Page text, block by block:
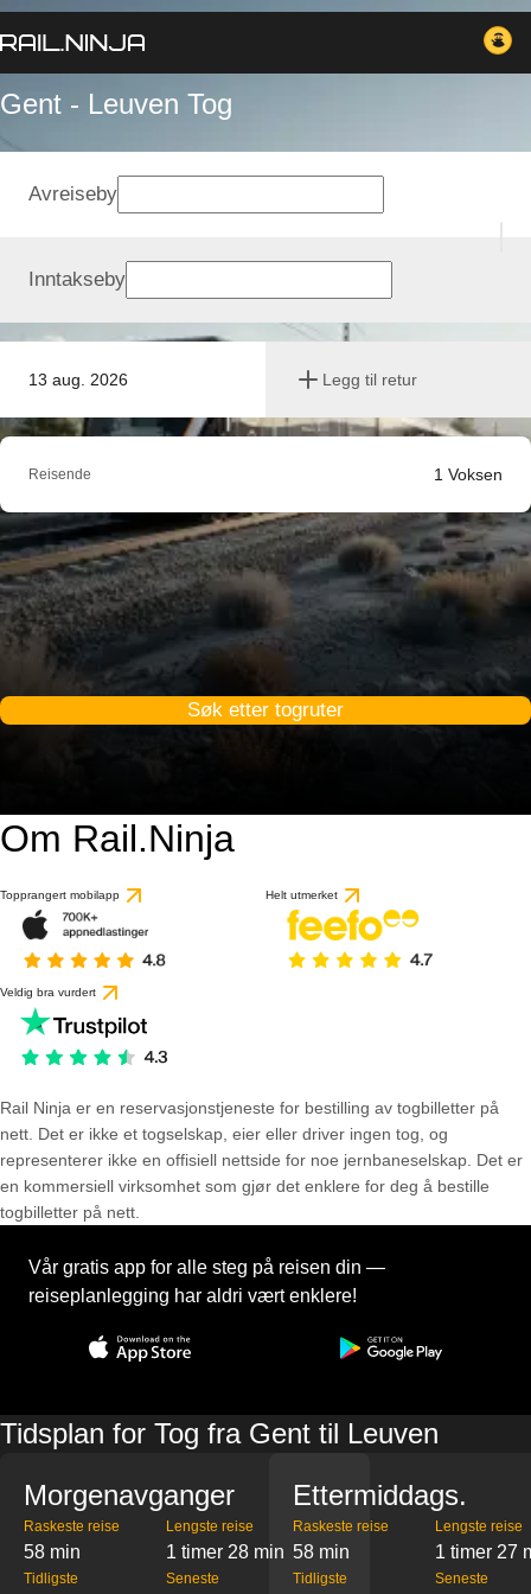
Gent - Leuven Tog
13 aug. 2026 Legg til retur
Avreiseby
Inntakseby
Reisende 1 Voksen
Søk etter togruter
Om Rail.Ninja
Topprangert mobilapp Helt utmerket
Veldig bra vurdert
Rail Ninja er en reservasjons­tjeneste for bestilling av togbilletter på
nett. Det er ikke et togselskap, eier eller driver ingen tog, og
representerer ikke en offisiell nettside for noe jernbaneselskap. Det er
en kommersiell virksomhet som gjør det enklere for deg å bestille
togbilletter på nett.
Vår gratis app for alle steg på reisen din —
reiseplanlegging har aldri vært enklere!
Tidsplan for Tog fra Gent til Leuven
Morgenavganger
Raskeste reise
58 min
Lengste reise
1 timer 28 min
Tidligste Seneste
Ettermiddags.
Raskeste reise
58 min
Lengste reise
1 timer 27
Tidligste Seneste